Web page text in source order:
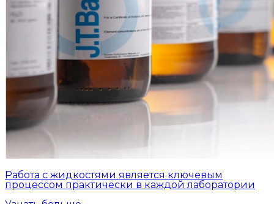
Работа с жидкостями является ключевым
процессом практически в каждой лаборатории